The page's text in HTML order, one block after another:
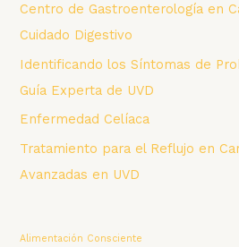
í
a
s
Centro de Gastroenterología en
Cuidado Digestivo
Identificando los Síntomas de
Guía Experta de UVD
Enfermedad Celíaca
Tratamiento para el Reflujo en
Avanzadas en UVD
Alimentación Consciente